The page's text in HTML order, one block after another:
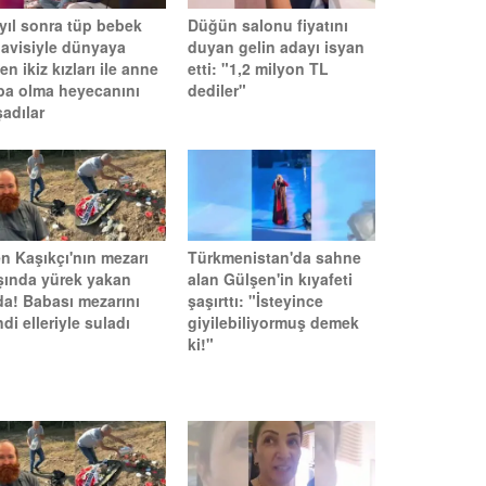
sonra tüp bebek
dünyaya
ikiz kızları ile anne
olma heyecanını
Düğün salonu fiyatını
duyan gelin adayı isyan
etti: "1,2 milyon TL
dediler"
Kaşıkçı'nın mezarı
yürek yakan
Babası mezarını
elleriyle suladı
Türkmenistan'da sahne
alan Gülşen'in kıyafeti
şaşırttı: "İsteyince
giyilebiliyormuş demek
ki!"